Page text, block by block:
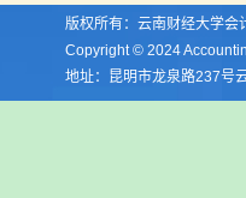
版权所有：云南财经大学会
Copyright © 2024
地址：昆明市龙泉路237号